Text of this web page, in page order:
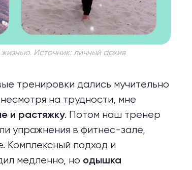
Источник: личный архив
тренировки дались мучительно
на трудности, мне
и растяжку. Потом наш тренер
упражнения в фитнес-зале,
Комплексный подход и
медленно, но одышка